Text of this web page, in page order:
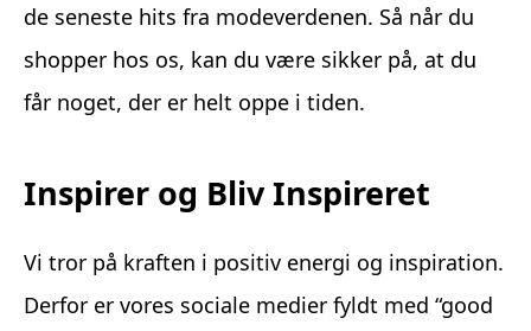
de seneste hits fra modeverdenen. Så når du
shopper hos os, kan du være sikker på, at du
får noget, der er helt oppe i tiden.
Inspirer og Bliv Inspireret
Vi tror på kraften i positiv energi og inspiration.
Derfor er vores sociale medier fyldt med “good